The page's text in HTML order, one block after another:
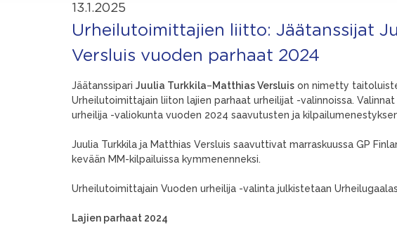
13.1.2025
Urheilutoimittajien liitto: Jäätanssijat
Versluis vuoden parhaat 2024
Jäätanssipari Juulia Turkkila–Matthias Versluis on nimetty
Urheilutoimittajain liiton lajien parhaat urheilijat -valinnoissa.
urheilija -valiokunta vuoden 2024 saavutusten ja
Juulia Turkkila ja Matthias Versluis saavuttivat marraskuussa GP
kevään MM-kilpailuissa kymmenenneksi.
Urheilutoimittajain Vuoden urheilija -valinta julkistetaan
Lajien parhaat 2024